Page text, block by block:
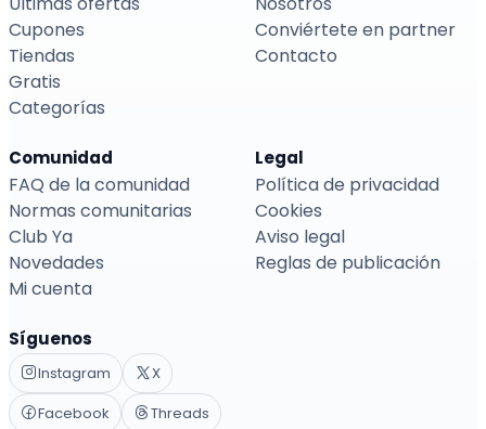
Cupones
Tiendas
Gratis
Categorías
Conviértete en partner
Contacto
Comunidad
FAQ de la comunidad
Normas comunitarias
Club Ya
Novedades
Mi cuenta
Legal
Política de privacidad
Cookies
Aviso legal
Reglas de publicación
Síguenos
Instagram
X
Facebook
Threads